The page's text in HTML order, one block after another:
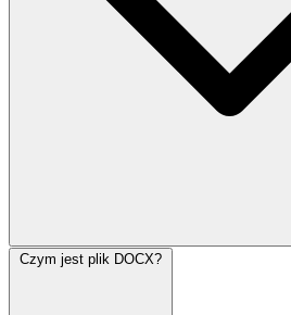
Czym jest plik DOCX?